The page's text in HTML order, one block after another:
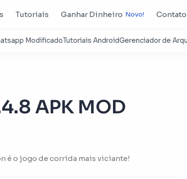
Tutoriais Ganhar Dinheiro Contato
APK MOD
é o jogo de corrida mais viciante!